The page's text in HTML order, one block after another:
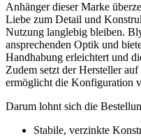
Anhänger dieser Marke
Liebe zum Detail und
Nutzung langlebig bleiben.
ansprechenden Optik und
Handhabung erleichtert und
Zudem setzt der Hersteller
ermöglicht die Konfiguration
Darum lohnt sich die
Stabile, verzinkte